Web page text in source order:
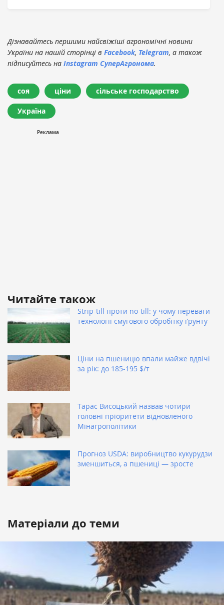
Дізнавайтесь першими найсвіжіші агрономічні новини
України на нашій сторінці в Facebook, Telegram, а також
підписуйтесь на Instagram СуперАгронома.
соя ціни сільське господарство
Україна
Читайте також
Strip-till проти no-till: у чому переваги
технології смугового обробітку ґрунту
Ціни на пшеницю впали майже вдвічі
за рік: до 185-195 $/т
Тарас Висоцький назвав чотири
головні пріоритети відновленого
Мінагрополітики
Прогноз USDA: виробництво кукурудзи
зменшиться, а пшениці — зросте
Матеріали до теми